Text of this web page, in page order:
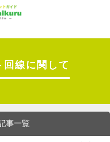
回線に関して
事一覧